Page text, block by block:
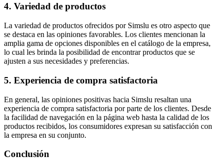
4. Variedad de productos
La variedad de productos ofrecidos por Simslu es otro aspecto que
se destaca en las opiniones favorables. Los clientes mencionan la
amplia gama de opciones disponibles en el catálogo de la empresa,
lo cual les brinda la posibilidad de encontrar productos que se
ajusten a sus necesidades y preferencias.
5. Experiencia de compra satisfactoria
En general, las opiniones positivas hacia Simslu resaltan una
experiencia de compra satisfactoria por parte de los clientes. Desde
la facilidad de navegación en la página web hasta la calidad de los
productos recibidos, los consumidores expresan su satisfacción con
la empresa en su conjunto.
Conclusión